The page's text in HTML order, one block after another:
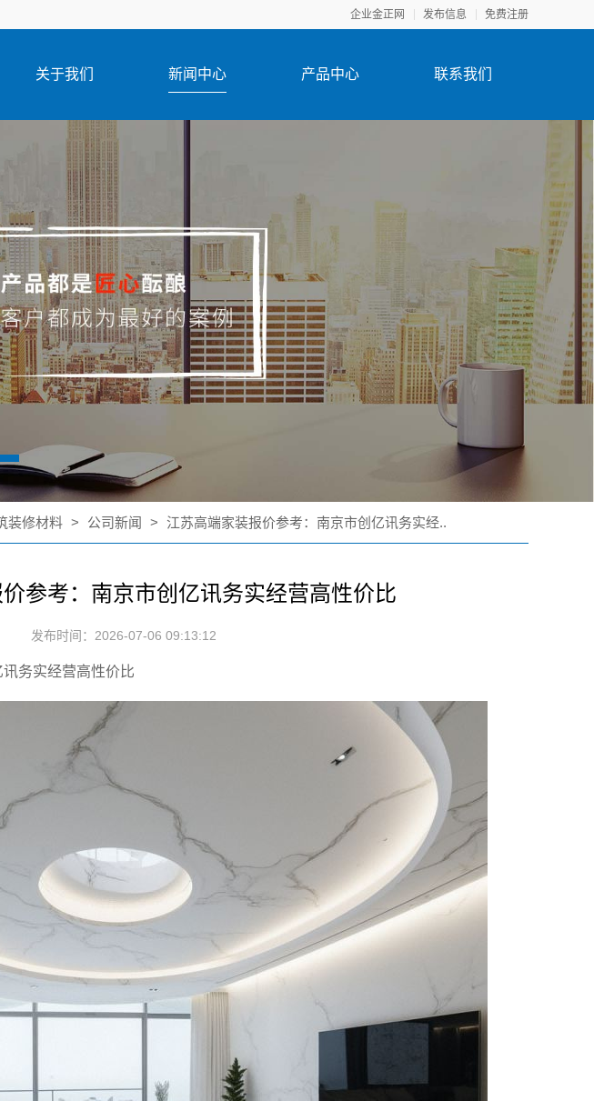
企业金正网 发布信息 免费注册
关于我们 新闻中心 产品中心 联系我们
装修材料 > 公司新闻 > 江苏高端家装报价参考：南京市创亿讯务实经..
参考：南京市创亿讯务实经营高性价比
发布时间：2026-07-06 09:13:12
务实经营高性价比